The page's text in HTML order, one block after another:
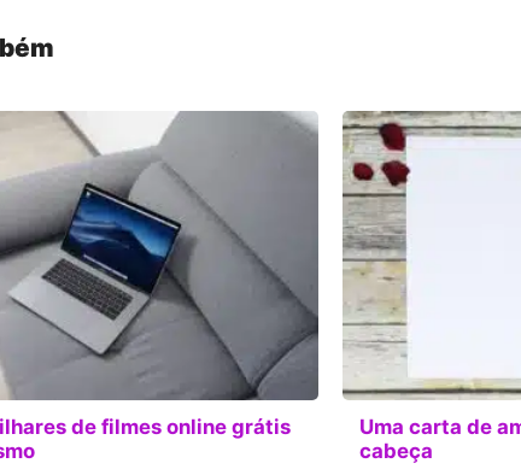
de filmes online grátis
Uma carta de
cabeça